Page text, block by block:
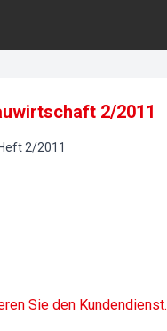
2/2011
Heft 2/2011
Sie den Kundendienst.